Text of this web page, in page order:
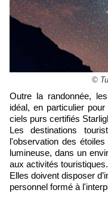
©
Outre la randonnée, les visiteurs trouvent sur l’île un cadre
idéal, en particulier
ciels purs certifiés
Les destinations
l'observation des
lumineuse, dans un
aux activités touristiques.
Elles doivent disposer
personnel formé à